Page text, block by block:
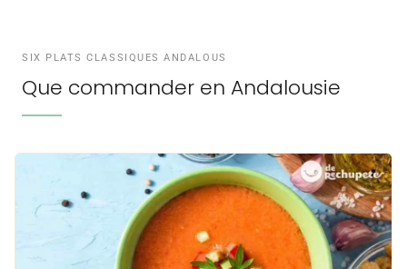
SIX PLATS CLASSIQUES ANDALOUS
Que commander en Andalousie